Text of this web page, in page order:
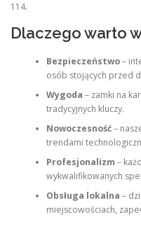
114.
Dlaczego warto
Bezpieczeństwo–
osób stojących przed
Wygoda – zamki na
tradycyjnych kluczy.
Nowoczesność–
trendami
Profesjonalizm –
wykwalifikowanych
Obsługa lokalna –
miejscowościach,